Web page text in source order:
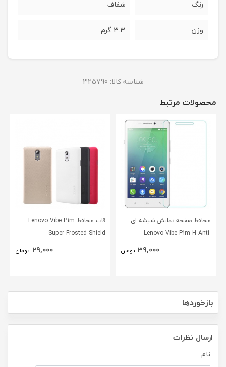
رنگ شفاف
وزن 3.3 گرم
شناسه کالا: 325790
محصولات مرتبط
محافظ صفحه نمایش شیشه ای
Lenovo Vibe P1m H Anti-
39,000 تومان
قاب محافظ Lenovo Vibe P1m
Super Frosted Shield
29,000 تومان
بازخوردها
ارسال نظرات
نام